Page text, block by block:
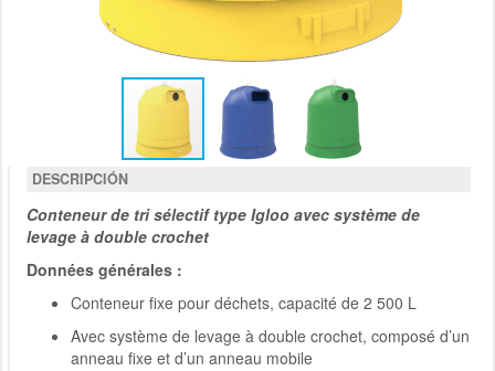
DESCRIPCIÓN
Conteneur de tri sélectif type Igloo avec système de
levage à double crochet
Données générales :
Conteneur fixe pour déchets, capacité de 2 500 L
Avec système de levage à double crochet, composé d’un
anneau fixe et d’un anneau mobile